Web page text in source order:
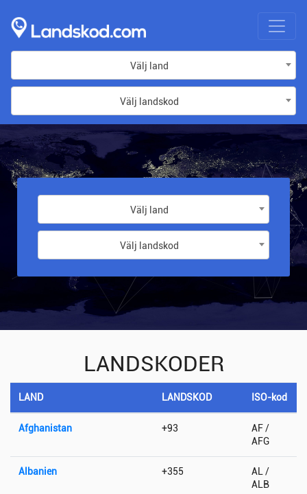
Välj land
Välj landskod
Välj land
Välj landskod
LANDSKODER
LAND LANDSKOD ISO-kod
Afghanistan +93
AF /
AFG
Albanien +355
AL /
ALB